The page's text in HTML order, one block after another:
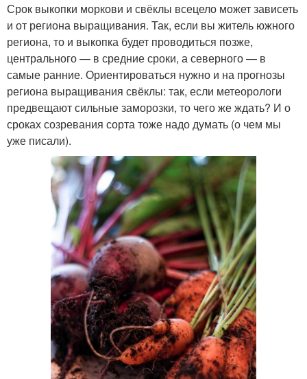
Срок выкопки моркови и свёклы всецело может зависеть
и от региона выращивания. Так, если вы житель южного
региона, то и выкопка будет проводиться позже,
центрального — в средние сроки, а северного — в
самые ранние. Ориентироваться нужно и на прогнозы
региона выращивания свёклы: так, если метеорологи
предвещают сильные заморозки, то чего же ждать? И о
сроках созревания сорта тоже надо думать (о чем мы
уже писали).